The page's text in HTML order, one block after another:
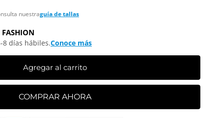
nuestraguía de tallas
8 días hábiles.Conoce más
Agregar al carrito
COMPRAR AHORA